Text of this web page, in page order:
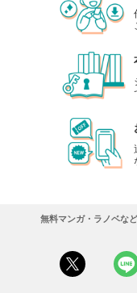
無料マンガ・ラノベな